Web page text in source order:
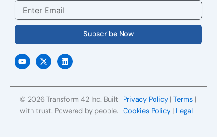
Email
Subscribe Now
Y
o
u
t
b
X
-
t
w
t
e
r
L
i
n
k
d
n
© 2026 Transform 42 Inc. Built
with trust. Powered by people.
Privacy Policy |Terms |
Cookies Policy | Legal